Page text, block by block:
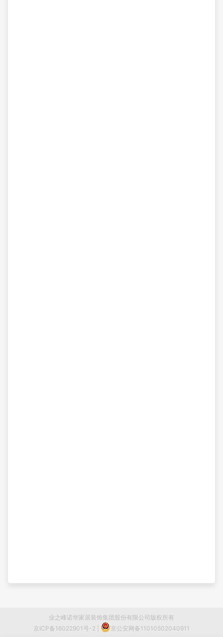
业之峰诺华家居装饰集团股份有限公司版权所有
京ICP备16022901号-2
京公安网备11010502040911